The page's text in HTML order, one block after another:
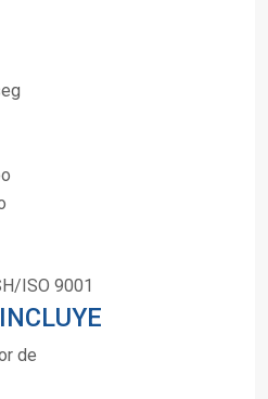
ISO 9001
de